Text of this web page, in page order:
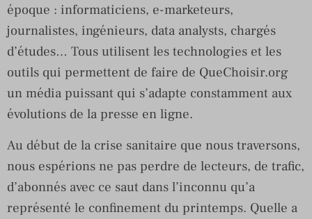
époque : informaticiens, e-marketeurs,
journalistes, ingénieurs, data analysts, chargés
d’études… Tous utilisent les technologies et les
outils qui permettent de faire de QueChoisir.org
un média puissant qui s’adapte constamment aux
évolutions de la presse en ligne.
Au début de la crise sanitaire que nous traversons,
nous espérions ne pas perdre de lecteurs, de trafic,
d’abonnés avec ce saut dans l’inconnu qu’a
représenté le confinement du printemps. Quelle a